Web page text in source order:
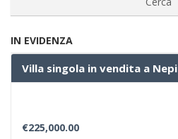
IN EVIDENZA
Villa singola in vendita a Nepi
€225,000.00